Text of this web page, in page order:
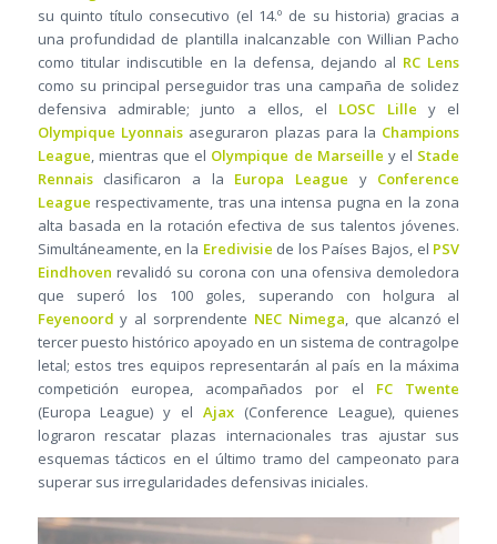
su quinto título consecutivo (el 14.º de su historia) gracias a
una profundidad de plantilla inalcanzable con Willian Pacho
como titular indiscutible en la defensa, dejando al RC Lens
como su principal perseguidor tras una campaña de solidez
defensiva admirable; junto a ellos, el LOSC Lille y el
Olympique Lyonnaisaseguraron plazas para la Champions
League, mientras que el Olympique de Marseille y el Stade
Rennaisclasificaron a la Europa League y Conference
League respectivamente, tras una intensa pugna en la zona
alta basada en la rotación efectiva de sus talentos jóvenes.
Simultáneamente, en la Eredivisie de los Países Bajos, el PSV
Eindhoven revalidó su corona con una ofensiva demoledora
que superó los 100 goles, superando con holgura al
Feyenoord y al sorprendente NEC Nimega, que alcanzó el
tercer puesto histórico apoyado en un sistema de contragolpe
letal; estos tres equipos representarán al país en la máxima
competición europea, acompañados por el FC Twente
(Europa League) y el Ajax(Conference League), quienes
lograron rescatar plazas internacionales tras ajustar sus
esquemas tácticos en el último tramo del campeonato para
superar sus irregularidades defensivas iniciales.